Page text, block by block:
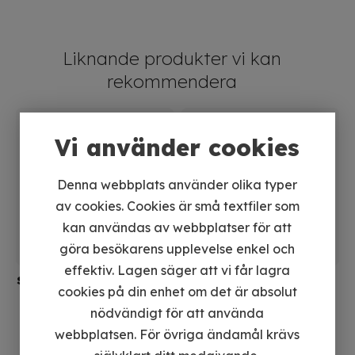
Vi använder cookies
Denna webbplats använder olika typer
av cookies. Cookies är små textfiler som
kan användas av webbplatser för att
göra besökarens upplevelse enkel och
effektiv. Lagen säger att vi får lagra
cookies på din enhet om det är absolut
nödvändigt för att använda
webbplatsen. För övriga ändamål krävs
Liknande produkter vi kan
rekommendera
Syntetisk vinchlina med
krok
15 meter
kr495 kr
Syntetlina till vinsch
ATV
Syntetisk vinschlina – 5
mm x 15 meter
395